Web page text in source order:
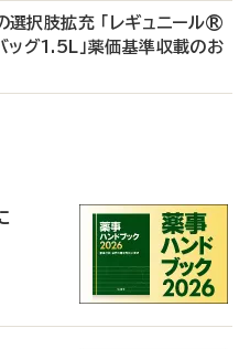
択肢拡充 「レギュニール®
グ1.5L」薬価基準収載のお